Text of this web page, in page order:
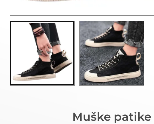
Muške patike